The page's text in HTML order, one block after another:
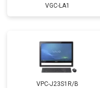
VGC-LA1
VPC-J23S1R/B